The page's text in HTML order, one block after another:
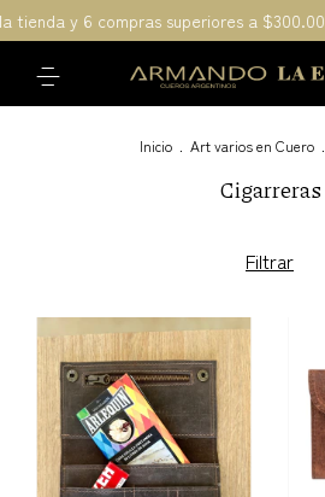
y 6 compras superiores a $300.000
Inicio Art varios en Cuero
Cigarreras
Filtrar